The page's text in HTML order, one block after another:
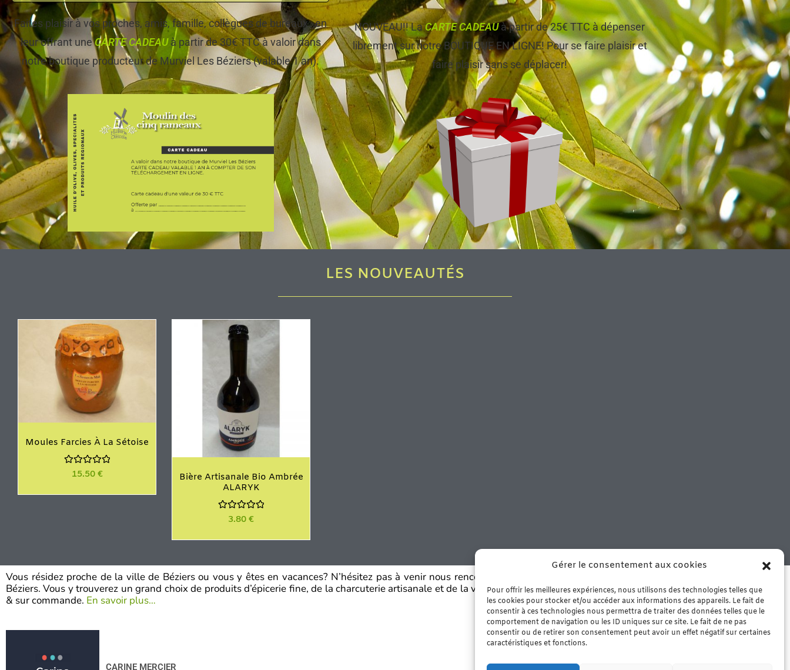
Gérer le consentement aux cookies
Pour offrir les meilleures expériences, nous utilisons des technologies telles que
les cookies pour stocker et/ou accéder aux informations des appareils. Le fait de
consentir à ces technologies nous permettra de traiter des données telles que le
comportement de navigation ou les ID uniques sur ce site. Le fait de ne pas
consentir ou de retirer son consentement peut avoir un effet négatif sur certaines
caractéristiques et fonctions.
Faites plaisir à vos proches, amis, famille, collègues de bureaux…en
leur offrant uneCARTE CADEAU à partir de 30€ TTC à valoir dans
notre boutique producteur de Murviel Les Béziers (valable 1 an).
NOUVEAU!! LaCARTE CADEAU à partir de 25€ TTC à dépenser
librement sur notre BOUTIQUE EN LIGNE! Pour se faire plaisir et
faire plaisir sans se déplacer!
LES NOUVEAUTÉS
Moules Farcies À La Sétoise
e
15.50 €
Bière Artisanale Bio Ambrée
ALARYK
e
u
r
5
3.80€
Vous résidez proche de la ville de Béziers ou vous y êtes en vacances? N’hésitez pas à venir nous rencontrer dans notre boutique de Murviel les
Béziers. Vous y trouverez un grand choix de produits d’épicerie fine, de la charcuterie artisanale et de la viande fraîche – Arrivage le mercredi matin
& sur commande. En savoir plus…
CARINE MERCIER